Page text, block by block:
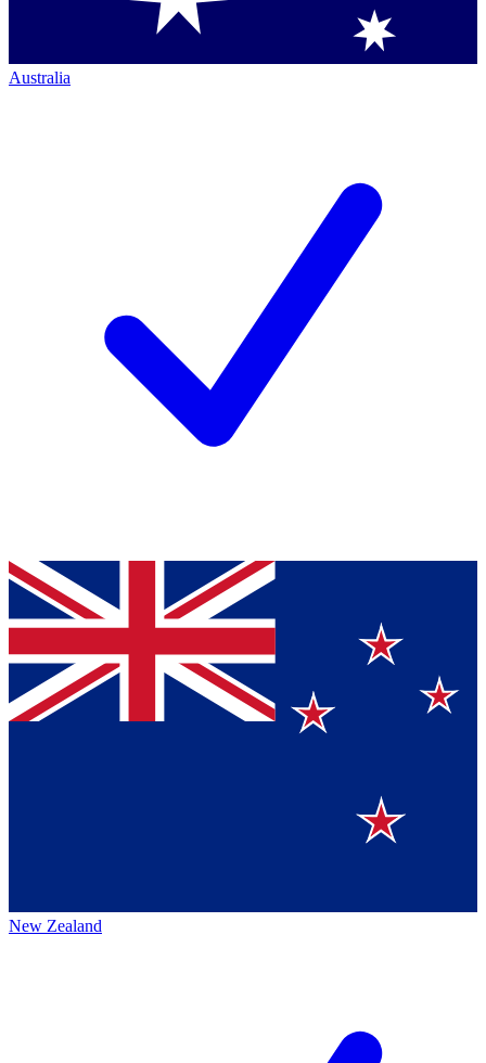
Australia
New Zealand